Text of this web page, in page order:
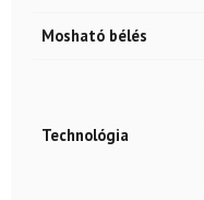
Mosható bélés
Technológia